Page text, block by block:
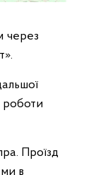
через
роботи
Проїзд
в